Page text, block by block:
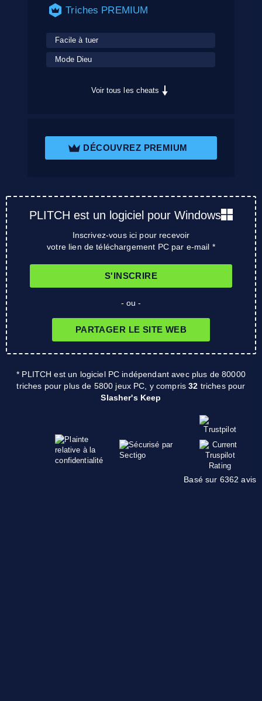
Triches PREMIUM
Facile à tuer
Mode Dieu
Voir tous les cheats
DÉCOUVREZ PREMIUM
PLITCH est un logiciel pour Windows
Inscrivez-vous ici pour recevoir
votre lien de téléchargement PC par e-mail *
S'INSCRIRE
- ou -
PARTAGER LE SITE WEB
* PLITCH est un logiciel PC indépendant avec plus de 80000
triches pour plus de 5800 jeux PC, y compris32 triches pour
Slasher's Keep
Basé sur 6362 avis